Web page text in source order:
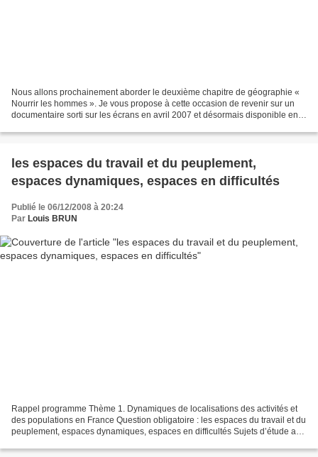
Nous allons prochainement aborder le deuxième chapitre de géographie «
Nourrir les hommes ». Je vous propose à cette occasion de revenir sur un
documentaire sorti sur les écrans en avril 2007 et désormais disponible en
les espaces du travail et du peuplement,
espaces dynamiques, espaces en difficultés
Publié le 06/12/2008 à 20:24
Par Louis BRUN
Rappel programme Thème 1. Dynamiques de localisations des activités et
des populations en France Question obligatoire : les espaces du travail et du
peuplement, espaces dynamiques, espaces en difficultés Sujets d’étude aux